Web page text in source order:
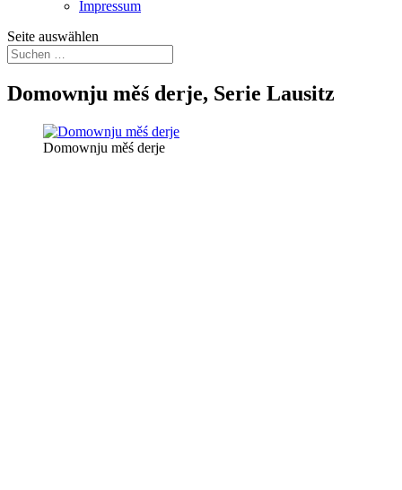
Impressum
Seite auswählen
Domownju měś derje, Serie Lausitz
Domownju měś derje